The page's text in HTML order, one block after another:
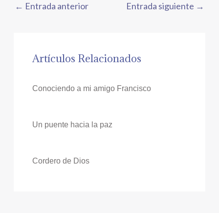
← Entrada anterior Entrada siguiente →
Artículos Relacionados
Conociendo a mi amigo Francisco
Un puente hacia la paz
Cordero de Dios